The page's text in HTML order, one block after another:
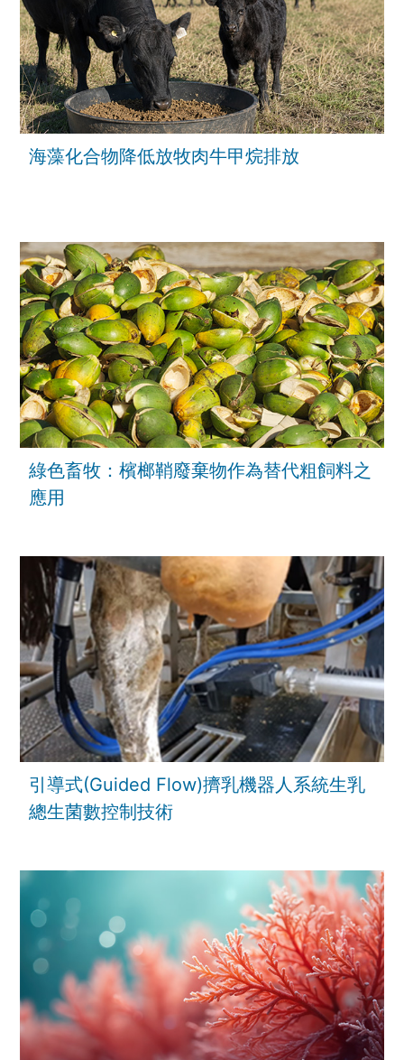
海藻化合物降低放牧肉牛甲烷排放
綠色畜牧：檳榔鞘廢棄物作為替代粗飼料之
應用
引導式(Guided Flow)擠乳機器人系統生乳
總生菌數控制技術